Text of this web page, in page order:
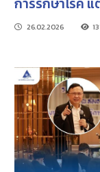
26.02.2026